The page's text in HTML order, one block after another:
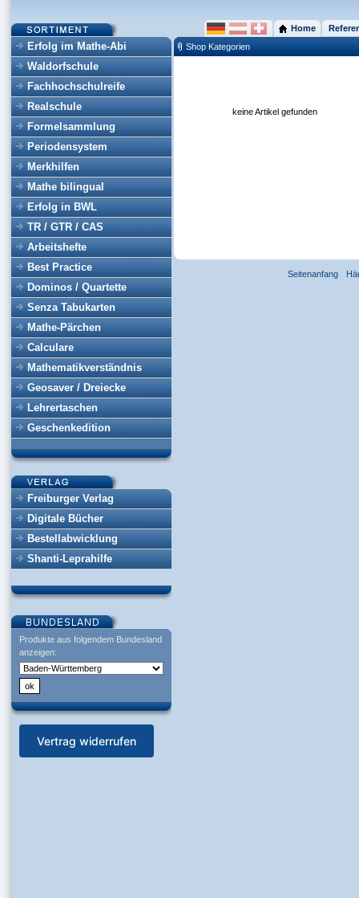
Erfolg im Mathe-Abi
Waldorfschule
Fachhochschulreife
Realschule
Formelsammlung
Periodensystem
Merkhilfen
Mathe bilingual
Erfolg in BWL
TR / GTR / CAS
Arbeitshefte
Best Practice
Dominos / Quartette
Senza Tabukarten
Mathe-Pärchen
Calculare
Mathematikverständnis
Geosaver / Dreiecke
Lehrertaschen
Geschenkedition
Freiburger Verlag
Digitale Bücher
Bestellabwicklung
Shanti-Leprahilfe
Produkte aus folgendem Bundesland
anzeigen:
Vertrag widerrufen
Home
Shop Kategorien
keine Artikel gefunden
Seitenanfang